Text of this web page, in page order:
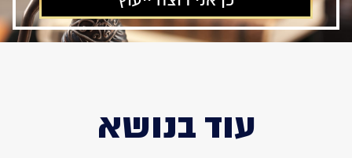
עוד בנושא